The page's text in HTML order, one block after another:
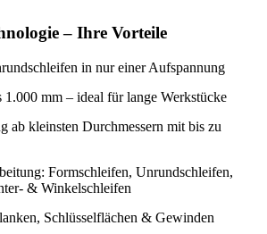
– Ihre Vorteile
in nur einer Aufspannung
1.000 mm – ideal für lange Werkstücke
ab kleinsten Durchmessern mit bis zu
Formschleifen, Unrundschleifen,
& Winkelschleifen
Schlüsselflächen & Gewinden